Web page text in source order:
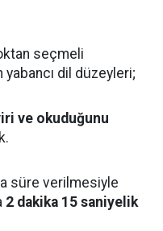
seçmeli
yabancı dil düzeyleri;
ve okuduğunu
süre verilmesiyle
2 dakika 15 saniyelik